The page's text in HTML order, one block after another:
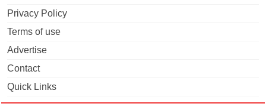
Privacy Policy
Terms of use
Advertise
Contact
Quick Links